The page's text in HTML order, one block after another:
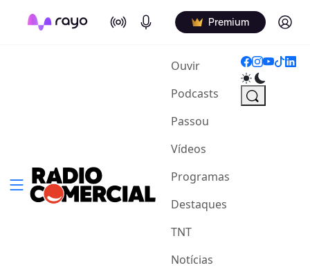
On Air Podcasts Premium Log in
Ouvir(current)
Podcasts
Passou
Vídeos
Programas
Destaques
TNT
Notícias